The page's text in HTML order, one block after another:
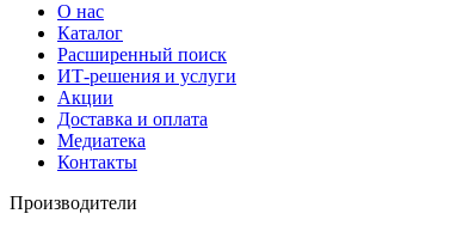
О нас
Каталог
Расширенный поиск
ИТ-решения и услуги
Акции
Доставка и оплата
Медиатека
Контакты
Производители